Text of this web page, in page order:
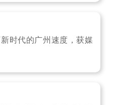
时代的广州速度，获媒